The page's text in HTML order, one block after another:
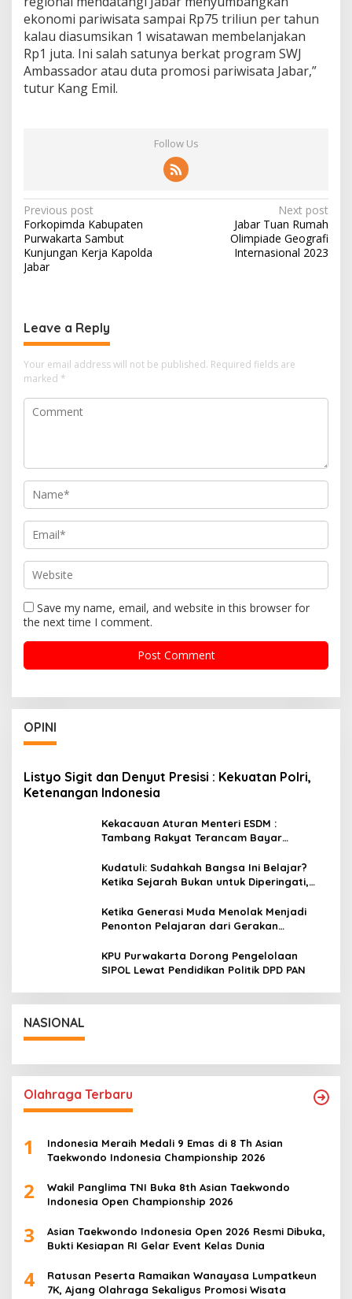
ekonomi pariwisata sampai Rp75 triliun per tahun
kalau diasumsikan 1 wisatawan membelanjakan
Rp1 juta. Ini salah satunya berkat program SWJ
Ambassador atau duta promosi pariwisata Jabar,”
tutur Kang Emil.
Follow Us
Post
navigation
Previous post
Forkopimda Kabupaten
Purwakarta Sambut
Kunjungan Kerja Kapolda
Jabar
Next post
Jabar Tuan Rumah
Olimpiade Geografi
Internasional 2023
Leave a Reply
Your email address will not be published. Required fields are
marked *
Save my name, email, and website in this browser for
the next time I comment.
OPINI
Listyo Sigit dan Denyut Presisi : Kekuatan Polri,
Ketenangan Indonesia
Kekacauan Aturan Menteri ESDM :
Tambang Rakyat Terancam Bayar
Kudatuli: Sudahkah Bangsa Ini Belajar?
Ketika Sejarah Bukan untuk Diperingati,
Ketika Generasi Muda Menolak Menjadi
Penonton Pelajaran dari Gerakan
KPU Purwakarta Dorong Pengelolaan
SIPOL Lewat Pendidikan Politik DPD PAN
NASIONAL
Olahraga Terbaru
1
Indonesia Meraih Medali 9 Emas di 8 Th Asian
Taekwondo Indonesia Championship 2026
2
Wakil Panglima TNI Buka 8th Asian Taekwondo
Indonesia Open Championship 2026
3
Asian Taekwondo Indonesia Open 2026 Resmi Dibuka,
Bukti Kesiapan RI Gelar Event Kelas Dunia
4
Ratusan Peserta Ramaikan Wanayasa Lumpatkeun
7K, Ajang Olahraga Sekaligus Promosi Wisata